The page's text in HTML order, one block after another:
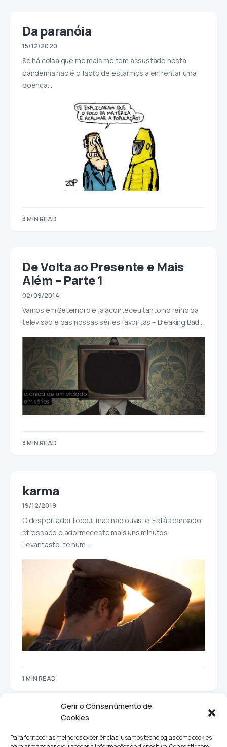
Gerir o Consentimento de
Cookies
Para fornecer as melhores experiências, usamos tecnologias como cookies
Da paranóia
15/12/2020
Se há coisa que me mais me tem assustado nesta
pandemia não é o facto de estarmos a enfrentar uma
doença…
3 MIN READ
De Volta ao Presente e Mais
Além – Parte 1
02/09/2014
Vamos em Setembro e já aconteceu tanto no reino da
televisão e das nossas séries favoritas – Breaking Bad…
8 MIN READ
karma
19/12/2019
O despertador tocou, mas não ouviste. Estás cansado,
stressado e adormeceste mais uns minutos.
Levantaste-te num…
1 MIN READ